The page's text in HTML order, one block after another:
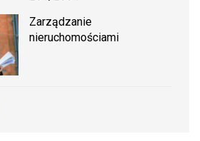
Zarządzanie
nieruchomościami